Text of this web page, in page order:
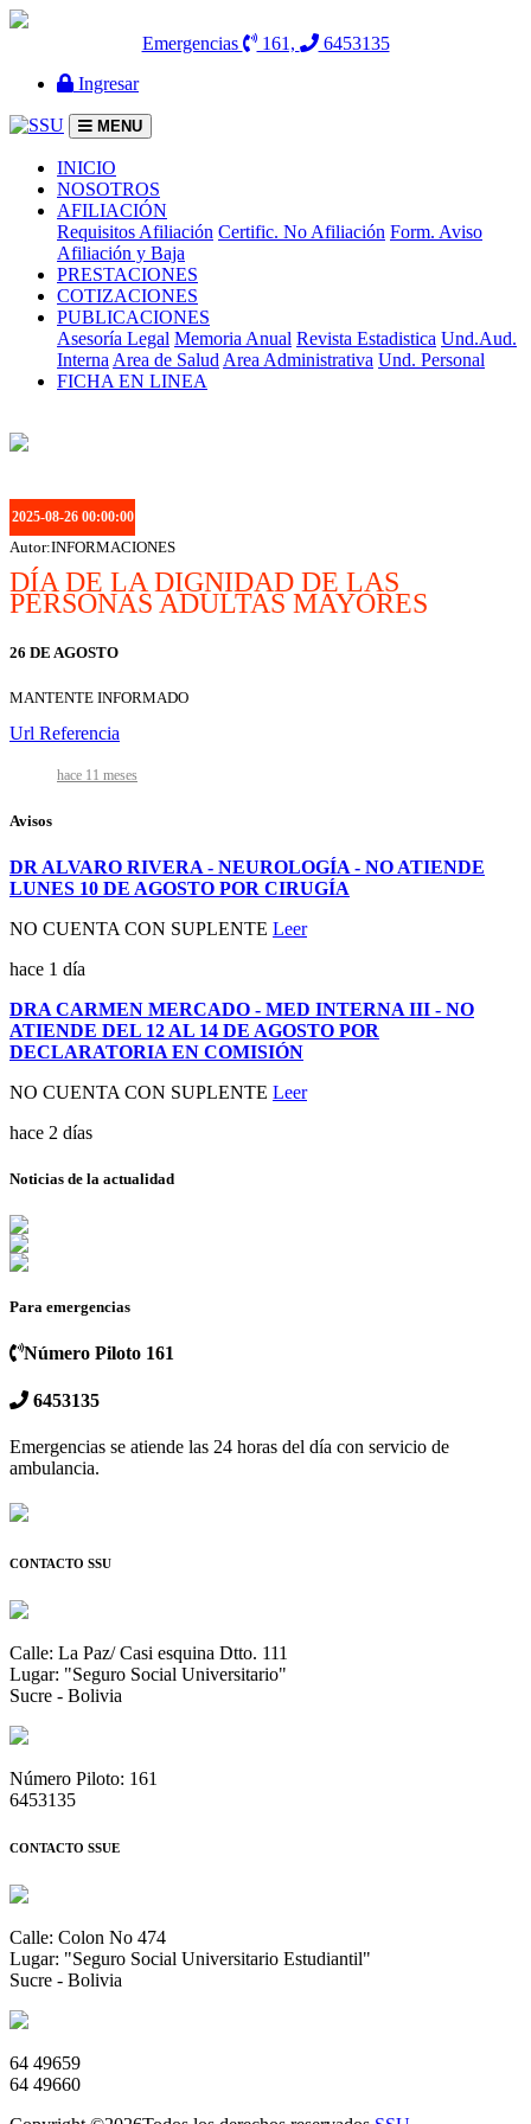
Emergencias 161,
6453135
Ingresar
MENU
INICIO
NOSOTROS
AFILIACIÓN
Requisitos Afiliación Certific. No Afiliación Form. Aviso
Afiliación y Baja
PRESTACIONES
COTIZACIONES
PUBLICACIONES
Asesoría Legal Memoria Anual Revista Estadistica Und.Aud.
Interna Area de Salud Area Administrativa Und. Personal
FICHA EN LINEA
2025-08-26 00:00:00
Autor:INFORMACIONES
DÍA DE LA DIGNIDAD DE LAS
PERSONAS ADULTAS MAYORES
26 DE AGOSTO
MANTENTE INFORMADO
Url Referencia
hace 11 meses
Avisos
DR ALVARO RIVERA - NEUROLOGÍA - NO ATIENDE
LUNES 10 DE AGOSTO POR CIRUGÍA
NO CUENTA CON SUPLENTE Leer
hace 1 día
DRA CARMEN MERCADO - MED INTERNA III - NO
ATIENDE DEL 12 AL 14 DE AGOSTO POR
DECLARATORIA EN COMISIÓN
NO CUENTA CON SUPLENTE Leer
hace 2 días
Noticias de la actualidad
Para emergencias
Número Piloto 161
6453135
Emergencias se atiende las 24 horas del día con servicio de
ambulancia.
CONTACTO SSU
Calle: La Paz/ Casi esquina Dtto. 111
Lugar: "Seguro Social Universitario"
Sucre - Bolivia
Número Piloto: 161
6453135
CONTACTO SSUE
Calle: Colon No 474
Lugar: "Seguro Social Universitario Estudiantil"
Sucre - Bolivia
64 49659
64 49660